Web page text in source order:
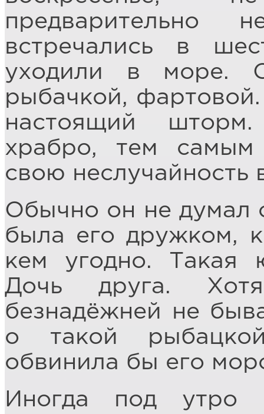
предварительно
встречались в
уходили в море.
рыбачкой,
настоящий
храбро, тем самым
свою неслучайность
Обычно он не думал
была его дружком,
кем угодно. Такая
Дочь друга.
безнадёжней не
о такой
обвинила бы его
Иногда под